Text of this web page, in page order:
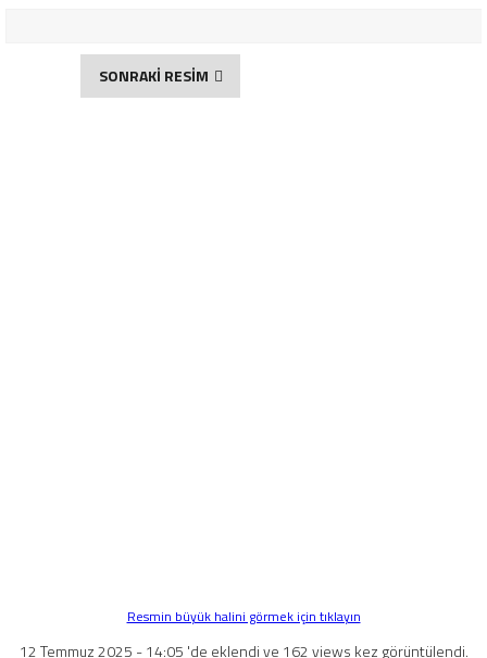
SONRAKİ RESİM
Resmin büyük halini görmek için tıklayın
12 Temmuz 2025 - 14:05 'de eklendi ve 162 views kez görüntülendi.